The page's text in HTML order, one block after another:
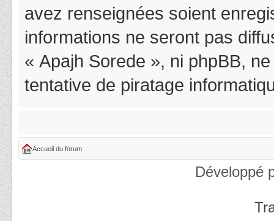
avez renseignées soient
informations ne seront pas
« Apajh Sorede », ni phpBB,
tentative de piratage
Accueil du forum
Développé